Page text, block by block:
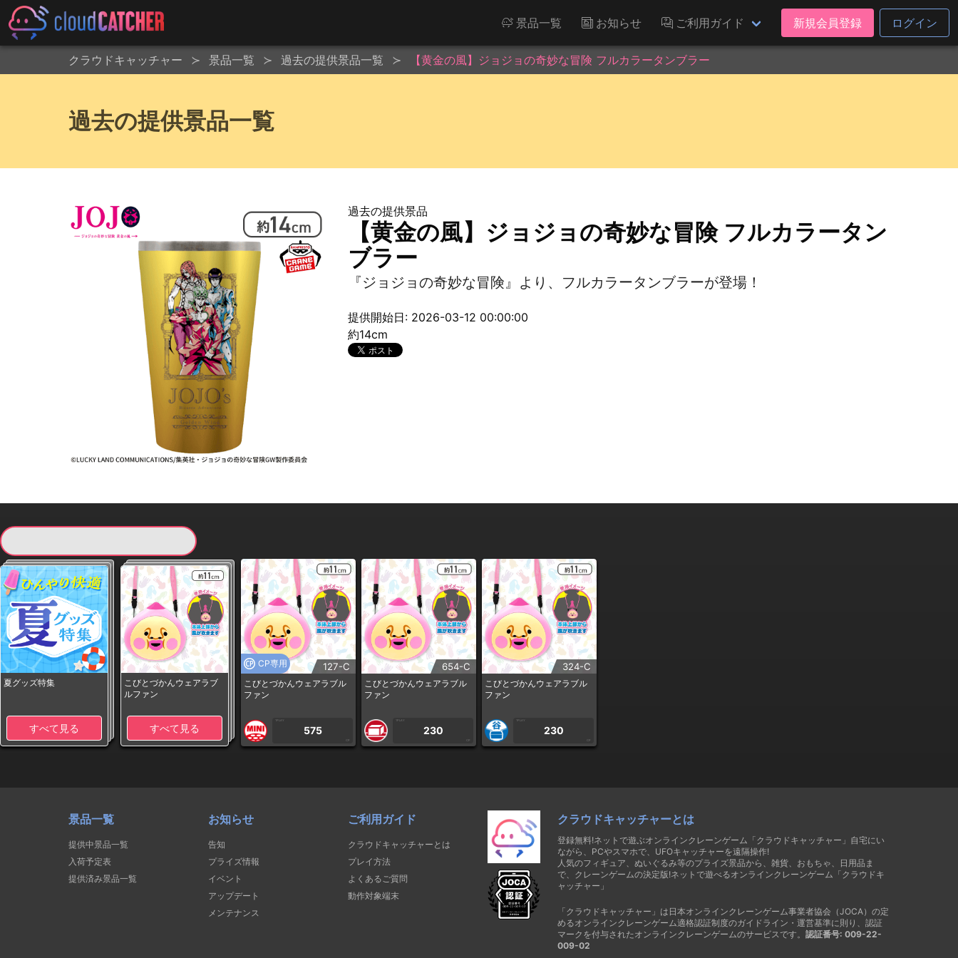
景品一覧 お知らせ ご利用ガイド 新規会員登録 ログイン
クラウドキャッチャー 景品一覧 過去の提供景品一覧 【黄金の風】ジョジョの奇妙な冒険 フルカラータンブラー
過去の提供景品一覧
過去の提供景品
【黄金の風】ジョジョの奇妙な冒険 フルカラータン
ブラー
『ジョジョの奇妙な冒険』より、フルカラータンブラーが登場！
提供開始日: 2026-03-12 00:00:00
約14cm
夏グッズ特集
すべて見る
こびとづかんウェアラブ
ルファン
すべて見る
CP専用 127-C
こびとづかんウェアラブル
ファン
1PLAY
575
CP
654-C
こびとづかんウェアラブル
ファン
1PLAY
230
CP
324-C
こびとづかんウェアラブル
ファン
1PLAY
230
CP
景品一覧
提供中景品一覧
入荷予定表
提供済み景品一覧
お知らせ
告知
プライズ情報
イベント
アップデート
メンテナンス
ご利用ガイド
クラウドキャッチャーとは
プレイ方法
よくあるご質問
動作対象端末
クラウドキャッチャーとは
登録無料!ネットで遊ぶオンラインクレーンゲーム「クラウドキャッチャー」自宅にい
ながら、PCやスマホで、UFOキャッチャーを遠隔操作!
人気のフィギュア、ぬいぐるみ等のプライズ景品から、雑貨、おもちゃ、日用品ま
で、クレーンゲームの決定版!ネットで遊べるオンラインクレーンゲーム「クラウドキ
ャッチャー」
「クラウドキャッチャー」は日本オンラインクレーンゲーム事業者協会（JOCA）の定
めるオンラインクレーンゲーム適格認証制度のガイドライン・運営基準に則り、認証
マークを付与されたオンラインクレーンゲームのサービスです。 認証番号: 009-22-
009-02